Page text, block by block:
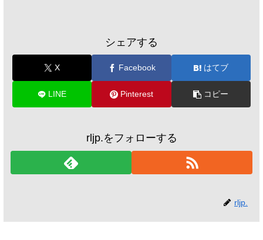
シェアする
X Facebook はてブ
LINE Pinterest コピー
rljp.をフォローする
rljp.